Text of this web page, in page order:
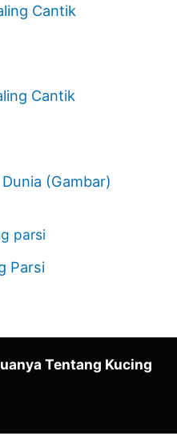
Cantik
Cantik
(Gambar)
Parsi
Tentang Kucing